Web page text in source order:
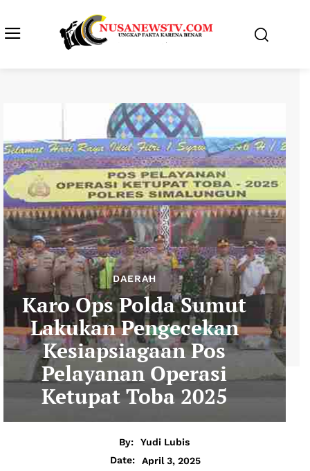
DAERAH
Karo Ops Polda Sumut
Lakukan Pengecekan
Kesiapsiagaan Pos
Pelayanan Operasi
Ketupat Toba 2025
By:
Yudi Lubis
Date:
April 3, 2025